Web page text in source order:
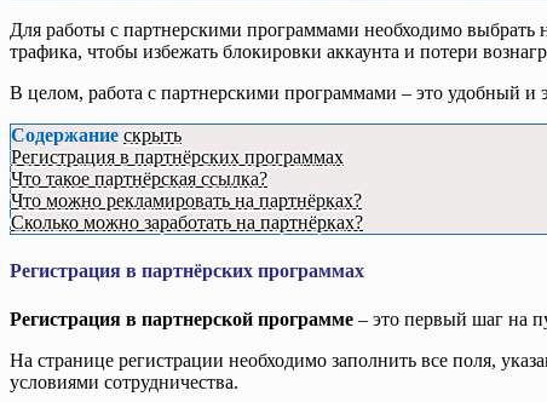
Для работы с партнерскими программами необходимо выбрать
трафика, чтобы избежать блокировки аккаунта и потери
В целом, работа с партнерскими программами – это удобный и
Содержание скрыть
Регистрация в партнёрских программах
Что такое партнёрская ссылка?
Что можно рекламировать на партнёрках?
Сколько можно заработать на партнёрках?
Регистрация в партнёрских программах
Регистрация в партнерской программе – это первый шаг на
На странице регистрации необходимо заполнить все поля,
условиями сотрудничества.